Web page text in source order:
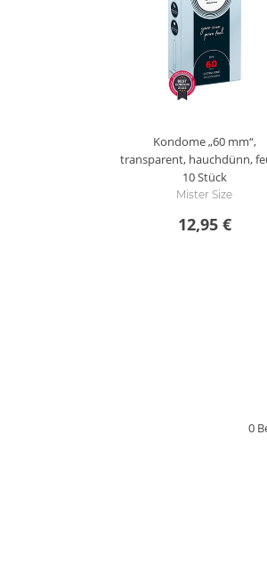
Kondome „60 mm“,
transparent, hauchdünn,
10 Stück
Mister Size
12,95 €
0